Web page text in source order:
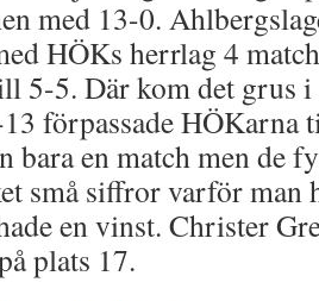
med 13-0.
HÖKs herrlag 4
5-5. Där kom det grus
förpassade HÖKarna
bara en match men de
små siffror varför man
en vinst. Christer
plats 17.